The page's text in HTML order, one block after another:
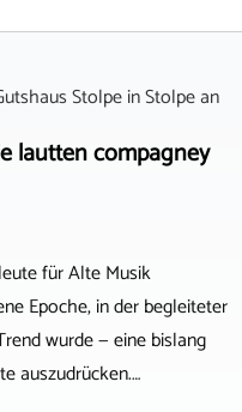
StolpeinStolpe an
lautten compagney
für Alte Musik
Epoche, in der begleiteter
wurde — eine bislang
auszudrücken.…